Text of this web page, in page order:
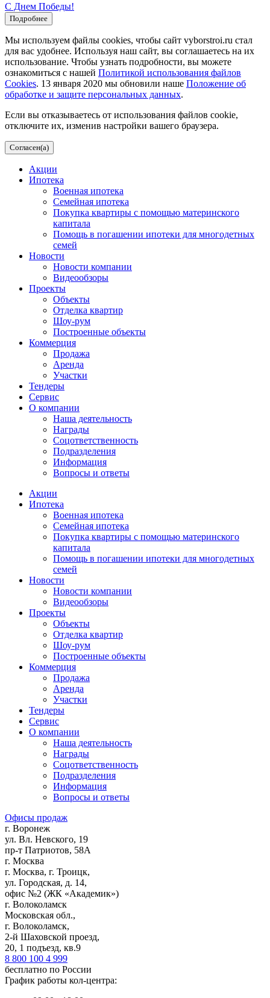
С Днем Победы!
Подробнее
Мы используем файлы cookies, чтобы сайт vyborstroi.ru стал
для вас удобнее. Используя наш сайт, вы соглашаетесь на их
использование. Чтобы узнать подробности, вы можете
ознакомиться с нашей Политикой использования файлов
Cookies. 13 января 2020 мы обновили наше Положение об
обработке и защите персональных данных.
Если вы отказываетесь от использования файлов cookie,
отключите их, изменив настройки вашего браузера.
Согласен(а)
Акции
Ипотека
Военная ипотека
Семейная ипотека
Покупка квартиры с помощью материнского
капитала
Помощь в погашении ипотеки для многодетных
семей
Новости
Новости компании
Видеообзоры
Проекты
Объекты
Отделка квартир
Шоу-рум
Построенные объекты
Коммерция
Продажа
Аренда
Участки
Тендеры
Сервис
О компании
Наша деятельность
Награды
Соцответственность
Подразделения
Информация
Вопросы и ответы
Акции
Ипотека
Военная ипотека
Семейная ипотека
Покупка квартиры с помощью материнского
капитала
Помощь в погашении ипотеки для многодетных
семей
Новости
Новости компании
Видеообзоры
Проекты
Объекты
Отделка квартир
Шоу-рум
Построенные объекты
Коммерция
Продажа
Аренда
Участки
Тендеры
Сервис
О компании
Наша деятельность
Награды
Соцответственность
Подразделения
Информация
Вопросы и ответы
Офисы продаж
г. Воронеж
ул. Вл. Невского, 19
пр-т Патриотов, 58А
г. Москва
г. Москва, г. Троицк,
ул. Городская, д. 14,
офис №2 (ЖК «Академик»)
г. Волоколамск
Московская обл.,
г. Волоколамск,
2-й Шаховской проезд,
20, 1 подъезд, кв.9
8 800 100 4 999
бесплатно по России
График работы кол-центра: